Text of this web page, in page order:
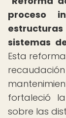
proceso
sistemas
Esta
fortaleció
sobre las